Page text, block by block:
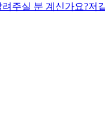
주실 분 계신가요?